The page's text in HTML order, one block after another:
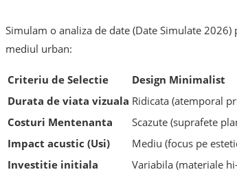
Simulam o analiza de date (Date Simulate
mediul urban:
Criteriu de Selectie Design Minimalist
Durata de viata vizuala Ridicata (atemporal
Costuri Mentenanta
Scazute (suprafete
Impact acustic (Usi)
Mediu (focus pe
Investitie initiala
Variabila (materiale